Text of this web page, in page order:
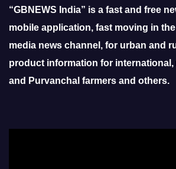
“GBNEWS India” is a fast and free
mobile application, fast moving in
media news channel, for urban and
product information for international,
and Purvanchal farmers and others.